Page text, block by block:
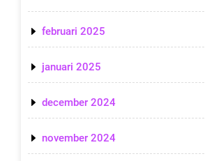
februari 2025
januari 2025
december 2024
november 2024